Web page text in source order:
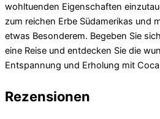
wohltuenden Eigenschaften
zum reichen Erbe Südamerikas und
etwas Besonderem. Begeben Sie
eine Reise und entdecken Sie die
Entspannung und Erholung mit
Rezensionen